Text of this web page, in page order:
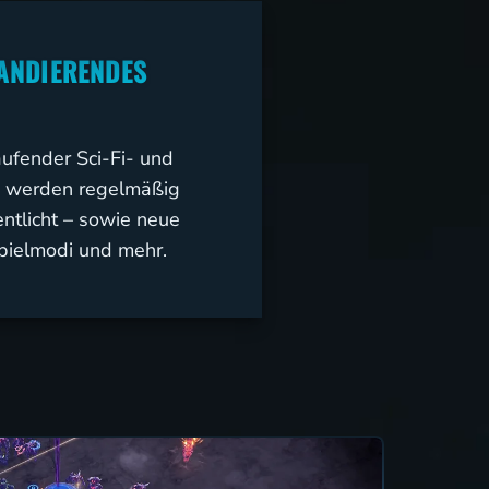
Sci-Fi- und
regelmäßig
– sowie neue
und mehr.